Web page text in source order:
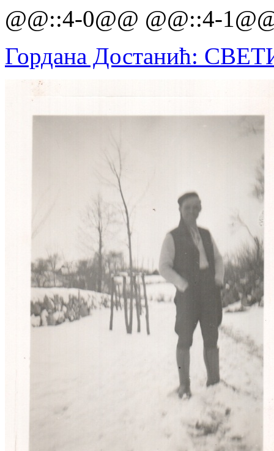
@@::4-0@@ @@::4-
Гордана Достанић: